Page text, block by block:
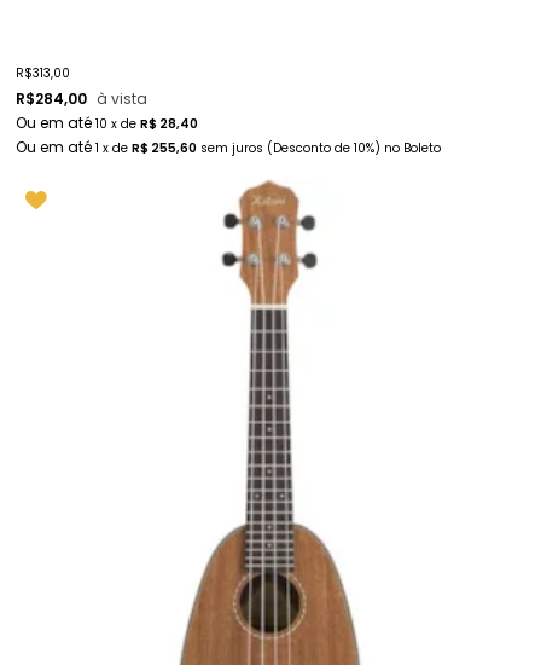
R$313,00
R$284,00 à vista
10 x de R$ 28,40
1 x de R$ 255,60 sem juros (Desconto de 10%) no Boleto